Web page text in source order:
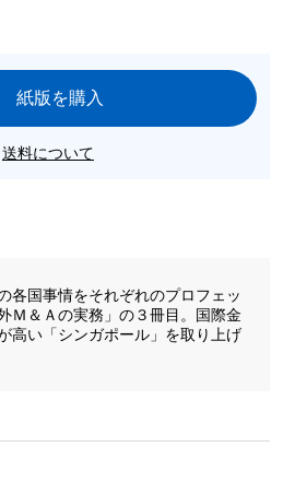
紙版を購入
送料について
各国事情をそれぞれのプロフェッ
Ｍ＆Ａの実務」の３冊目。国際金
高い「シンガポール」を取り上げ